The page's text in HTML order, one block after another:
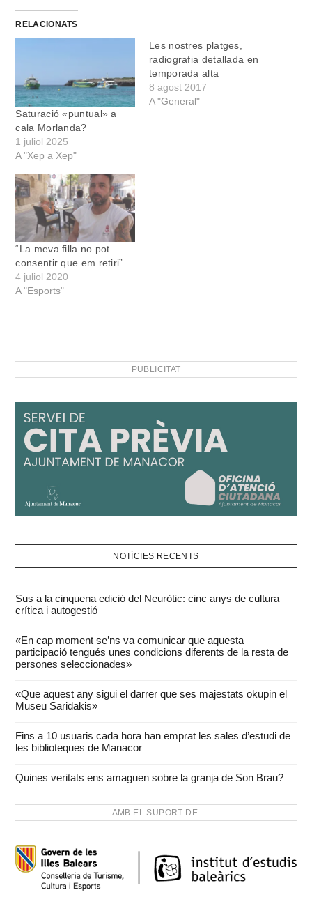
RELACIONATS
Saturació «puntual» a
cala Morlanda?
1 juliol 2025
A "Xep a Xep"
Les nostres platges,
radiografia detallada en
temporada alta
8 agost 2017
A "General"
“La meva filla no pot
consentir que em retiri”
4 juliol 2020
A "Esports"
PUBLICITAT
NOTÍCIES RECENTS
Sus a la cinquena edició del Neuròtic: cinc anys de cultura
crítica i autogestió
«En cap moment se’ns va comunicar que aquesta
participació tengués unes condicions diferents de la resta de
persones seleccionades»
«Que aquest any sigui el darrer que ses majestats okupin el
Museu Saridakis»
Fins a 10 usuaris cada hora han emprat les sales d’estudi de
les biblioteques de Manacor
Quines veritats ens amaguen sobre la granja de Son Brau?
AMB EL SUPORT DE: